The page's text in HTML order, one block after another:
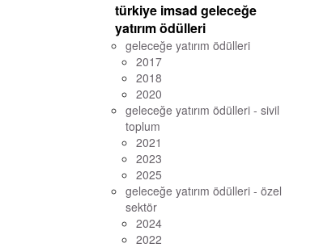
türkiye imsad geleceğe
yatırım ödülleri
geleceğe yatırım ödülleri
2017
2018
2020
geleceğe yatırım ödülleri - sivil
toplum
2021
2023
2025
geleceğe yatırım ödülleri - özel
sektör
2024
2022